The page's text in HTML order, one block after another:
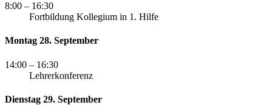
8:00 – 16:30
Fortbildung Kollegium in 1. Hilfe
Montag 28. September
14:00 – 16:30
Lehrerkonferenz
Dienstag 29. September